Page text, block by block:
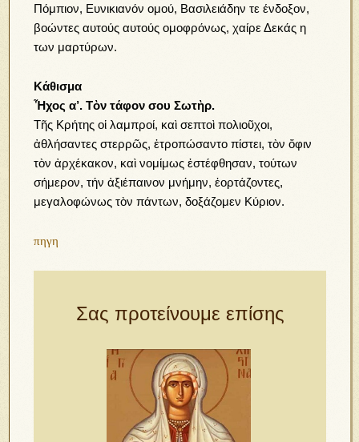
Πόμπιον, Ευνικιανόν ομού, Βασιλειάδην τε ένδοξον,
βοώντες αυτούς αυτούς ομοφρόνως, χαίρε Δεκάς η
των μαρτύρων.
Κάθισμα
Ἦχος α’. Τὸν τάφον σου Σωτὴρ.
Τῆς Κρήτης οἱ λαμπροί, καὶ σεπτοὶ πολιοῦχοι,
ἀθλήσαντες στερρῶς, ἐτροπώσαντο πίστει, τὸν ὄφιν
τὸν ἀρχέκακον, καὶ νομίμως ἐστέφθησαν, τούτων
σήμερον, τήν ἀξιέπαινον μνήμην, ἑορτάζοντες,
μεγαλοφώνως τὸν πάντων, δοξάζομεν Κύριον.
πηγη
Σας προτείνουμε επίσης